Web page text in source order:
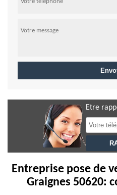
Etre
Entreprise pose de
Graignes 50620: